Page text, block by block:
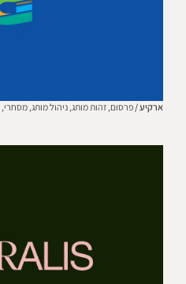
ארקיע / פרסום, זהות מותג, ניהול מותג, מסחרי,